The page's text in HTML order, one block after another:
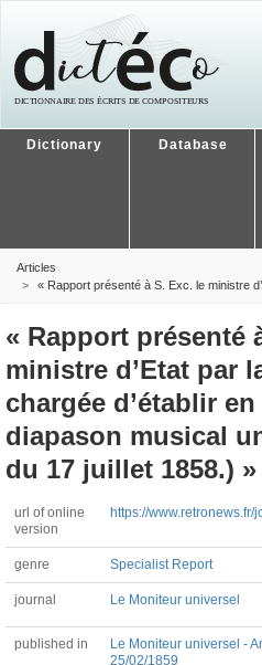
Dictionary Database
Articles
« Rapport présenté à S. Exc. le ministre
« Rapport présenté
ministre d’Etat par
chargée d’établir
diapason musical
du 17 juillet 1858.) »
url of online
version
https://
genre Specialist Report
journal Le Moniteur universel
published in
Le Moniteur universel -
25/02/1859